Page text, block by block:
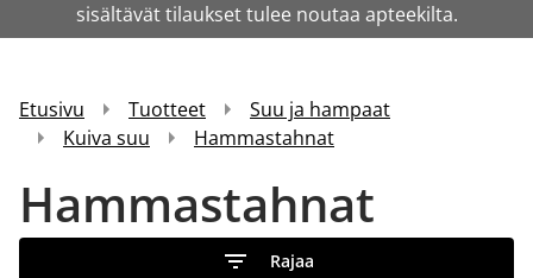
sisältävät tilaukset tulee noutaa apteekilta.
Etusivu Tuotteet
Suu ja hampaat
Kuiva suu
Hammastahnat
Hammastahnat
Rajaa